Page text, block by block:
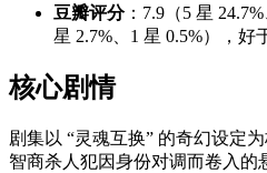
豆瓣评分：7.9（5 星
星 2.7%、1 星 0.5%），好
核心剧情
剧集以 “灵魂互换” 的奇幻设定
智商杀人犯因身份对调而卷入的